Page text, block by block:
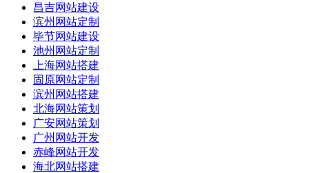
昌吉网站建设
滨州网站定制
毕节网站建设
池州网站定制
上海网站搭建
固原网站定制
滨州网站搭建
北海网站策划
广安网站策划
广州网站开发
赤峰网站开发
海北网站搭建